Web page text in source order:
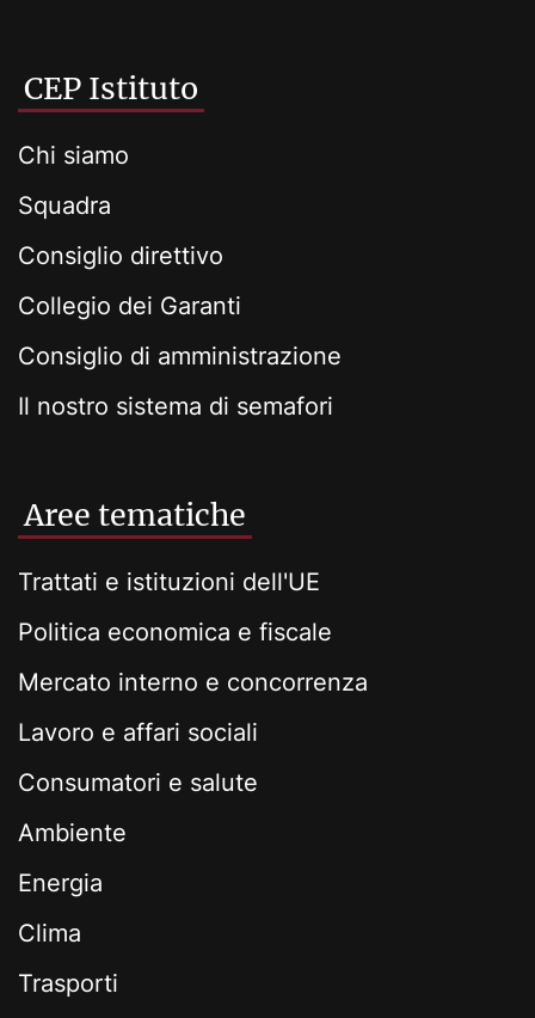
CEP Istituto
Chi siamo
Squadra
Consiglio direttivo
Collegio dei Garanti
Consiglio di amministrazione
Il nostro sistema di semafori
Aree tematiche
Trattati e istituzioni dell'UE
Politica economica e fiscale
Mercato interno e concorrenza
Lavoro e affari sociali
Consumatori e salute
Ambiente
Energia
Clima
Trasporti